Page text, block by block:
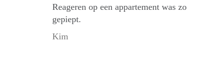
Reageren op een appartement was zo
gepiept.
Kim